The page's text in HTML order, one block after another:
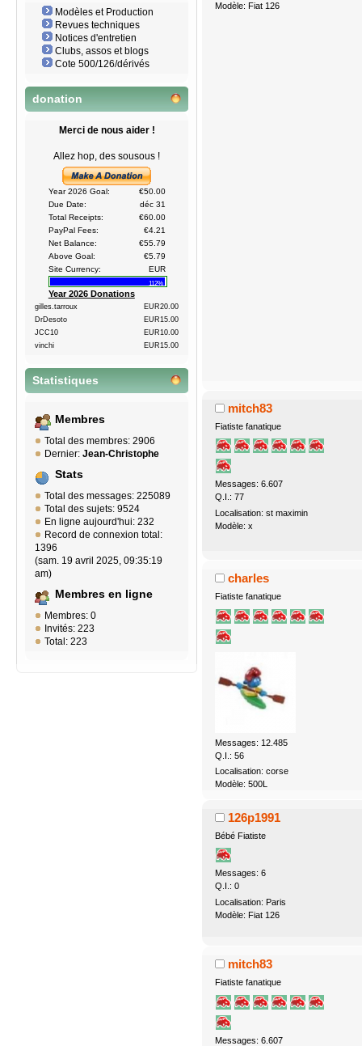
Modèles et Production
Revues techniques
Notices d'entretien
Clubs, assos et blogs
Cote 500/126/dérivés
donation
Merci de nous aider !
Allez hop, des sousous !
Year 2026 Goal:
€50.00
Due Date:
déc 31
Total Receipts:
€60.00
PayPal Fees:
€4.21
Net Balance:
€55.79
Above Goal:
€5.79
Site Currency:
EUR
112%
Year 2026 Donations
gilles.tarroux
EUR20.00
DrDesoto
EUR15.00
JCC10
EUR10.00
vinchi
EUR15.00
Statistiques
Membres
Total des membres: 2906
Dernier: Jean-Christophe
Stats
Total des messages: 225089
Total des sujets: 9524
En ligne aujourd'hui: 232
Record de connexion total:
1396
(sam. 19 avril 2025, 09:35:19
am)
Membres en ligne
Membres: 0
Invités: 223
Total: 223
Modèle: Fiat 126
mitch83
Fiatiste fanatique
Messages: 6.607
Q.I.: 77
Localisation: st maximin
Modèle: x
charles
Fiatiste fanatique
Messages: 12.485
Q.I.: 56
Localisation: corse
Modèle: 500L
126p1991
Bébé Fiatiste
Messages: 6
Q.I.: 0
Localisation: Paris
Modèle: Fiat 126
mitch83
Fiatiste fanatique
Messages: 6.607